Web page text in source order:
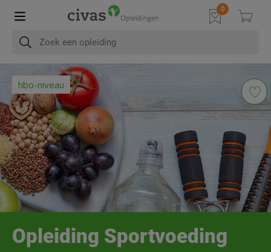
Opleiding Sportvoeding
hbo-niveau
In het kort Na afronding Programma Diploma &